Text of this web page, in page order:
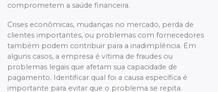
comprometem a saúde financeira.
Crises econômicas, mudanças no mercado, perda de
clientes importantes, ou problemas com fornecedores
também podem contribuir para a inadimplência. Em
alguns casos, a empresa é vítima de fraudes ou
problemas legais que afetam sua capacidade de
pagamento. Identificar qual foi a causa específica é
importante para evitar que o problema se repita.